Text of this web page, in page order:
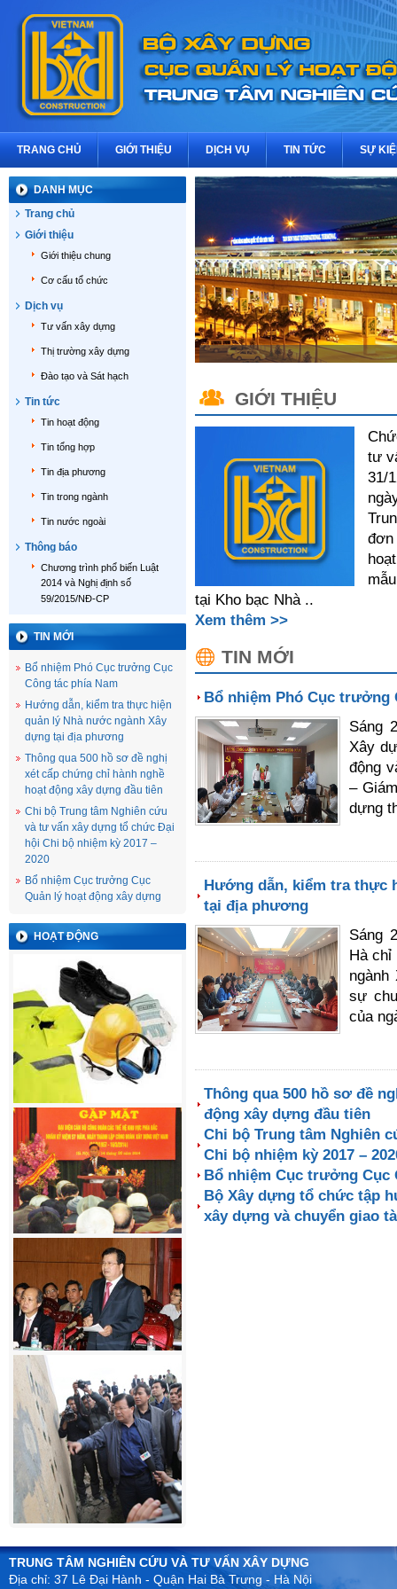
TRANG CHỦ GIỚI THIỆU DỊCH VỤ TIN TỨC SỰ
DANH MỤC
Trang chủ
Giới thiệu
Giới thiệu chung
Cơ cấu tổ chức
Dịch vụ
Tư vấn xây dựng
Thị trường xây dựng
Đào tạo và Sát hạch
Tin tức
Tin hoạt động
Tin tổng hợp
Tin địa phương
Tin trong ngành
Tin nước ngoài
Thông báo
Chương trình phổ biến Luật
2014 và Nghị định số
59/2015/NĐ-CP
TIN MỚI
Bổ nhiệm Phó Cục trưởng Cục
Công tác phía Nam
Hướng dẫn, kiểm tra thực hiện
quản lý Nhà nước ngành Xây
dựng tại địa phương
Thông qua 500 hồ sơ đề nghị
xét cấp chứng chỉ hành nghề
hoạt động xây dựng đầu tiên
Chi bộ Trung tâm Nghiên cứu
và tư vấn xây dựng tổ chức Đại
hội Chi bộ nhiệm kỳ 2017 –
2020
Bổ nhiệm Cục trưởng Cục
Quản lý hoạt động xây dựng
HOẠT ĐỘNG
GIỚI THIỆU
tư
31/
đơn
tại Kho bạc Nhà ..
Xem thêm >>
TIN MỚI
Bổ nhiệm Phó Cục trưởng
Sáng
Xây
động
–
dựng
Hướng dẫn, kiểm tra thực
tại địa phương
Sáng
Hà chỉ
ngành
sự
của
Thông qua 500 hồ sơ đề
động xây dựng đầu tiên
Chi bộ Trung tâm Nghiên
Chi bộ nhiệm kỳ 2017 –
Bổ nhiệm Cục trưởng Cục
Bộ Xây dựng tổ chức tập
xây dựng và chuyển giao
TRUNG TÂM NGHIÊN CỨU VÀ TƯ VẤN XÂY DỰNG
Địa chỉ: 37 Lê Đại Hành - Quận Hai Bà Trưng - Hà Nội